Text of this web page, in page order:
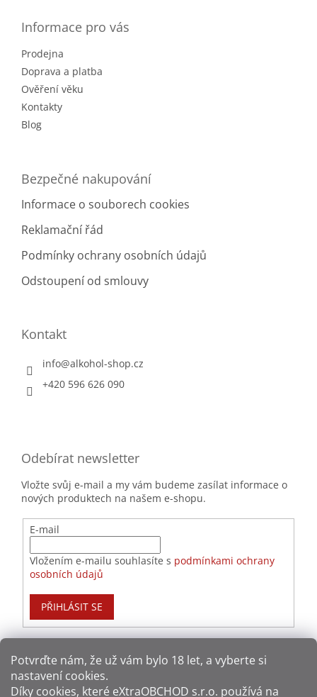
Potvrďte nám​​, že už vám bylo 18 let, a vyberte si
nastavení cookies.
Díky cookies, které eXtraOBCHOD s.r.o. používá na
Informace pro vás
Prodejna
Doprava a platba
Ověření věku
Kontakty
Blog
Bezpečné nakupování
Informace o souborech cookies
Reklamační řád
Podmínky ochrany osobních údajů
Odstoupení od smlouvy
Kontakt
info@alkohol-shop.cz
+420 596 626 090
Odebírat newsletter
Vložte svůj e-mail a my vám budeme zasílat informace o
nových produktech na našem e-shopu.
E-mail
Vložením e-mailu souhlasíte s podmínkami ochrany
osobních údajů
PŘIHLÁSIT SE